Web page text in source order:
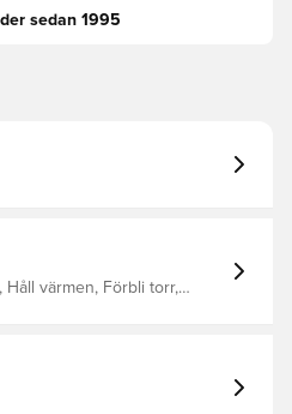
sedan 1995
Håll värmen, Förbli torr,